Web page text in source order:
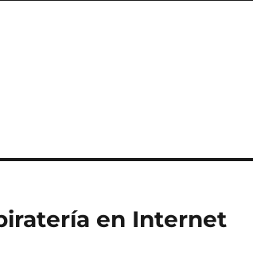
en Internet